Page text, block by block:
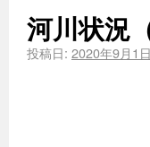
河川状況
投稿日: 2020年9月1日